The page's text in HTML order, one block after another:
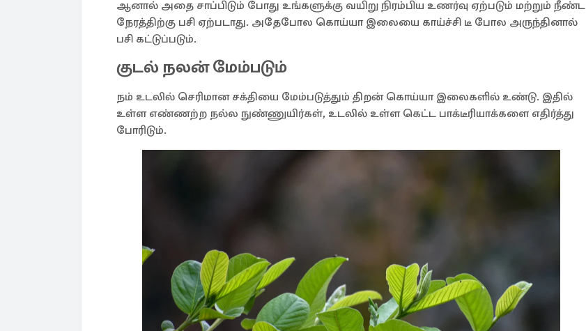
ஆனால் அதை சாப்பிடும் போது உங்களுக்கு வயிறு நிரம்பிய உணர்வு ஏற்படும் மற்றும் நீண்ட
நேரத்திற்கு பசி ஏற்படாது. அதேபோல கொய்யா இலையை காய்ச்சி டீ போல அருந்தினால்
பசி கட்டுப்படும்.
குடல் நலன் மேம்படும்
நம் உடலில் செரிமான சக்தியை மேம்படுத்தும் திறன் கொய்யா இலைகளில் உண்டு. இதில்
உள்ள எண்ணற்ற நல்ல நுண்ணுயிர்கள், உடலில் உள்ள கெட்ட பாக்டீரியாக்களை எதிர்த்து
போரிடும்.